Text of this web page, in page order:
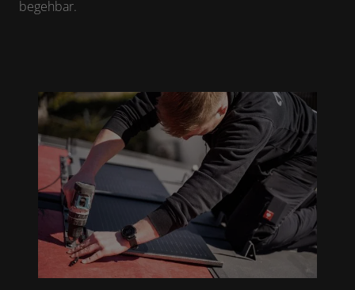
begehbar.